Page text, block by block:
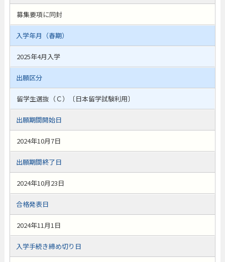
募集要項に同封
入学年月（春期）
2025年4月入学
出願区分
留学生選抜（Ｃ）〔日本留学試験利用〕
出願期間開始日
2024年10月7日
出願期間終了日
2024年10月23日
合格発表日
2024年11月1日
入学手続き締め切り日